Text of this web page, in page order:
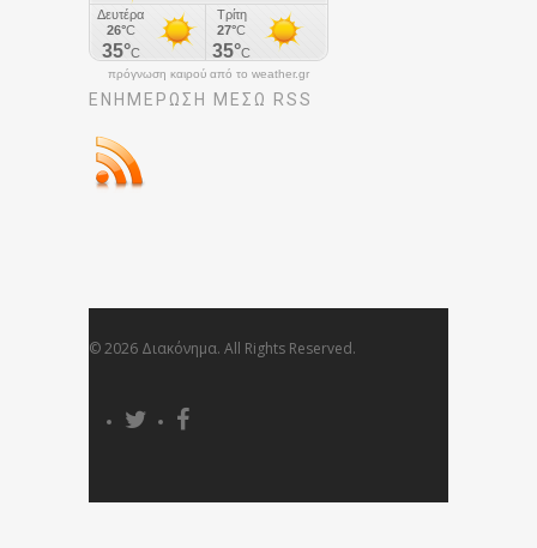
πρόγνωση καιρού από το weather.gr
ΕΝΗΜΈΡΩΣΉ ΜΕΣΩ RSS
© 2026 Διακόνημα. All Rights Reserved.